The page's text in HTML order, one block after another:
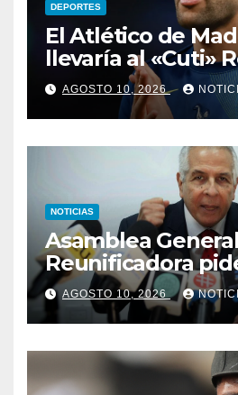
DEPORTES
El Atlético de
llevaría al «Cuti»
AGOSTO 10, 2026
NOTICIAS
Asamblea
Reunificadora
PASO en la
transición
AGOSTO 10, 2026